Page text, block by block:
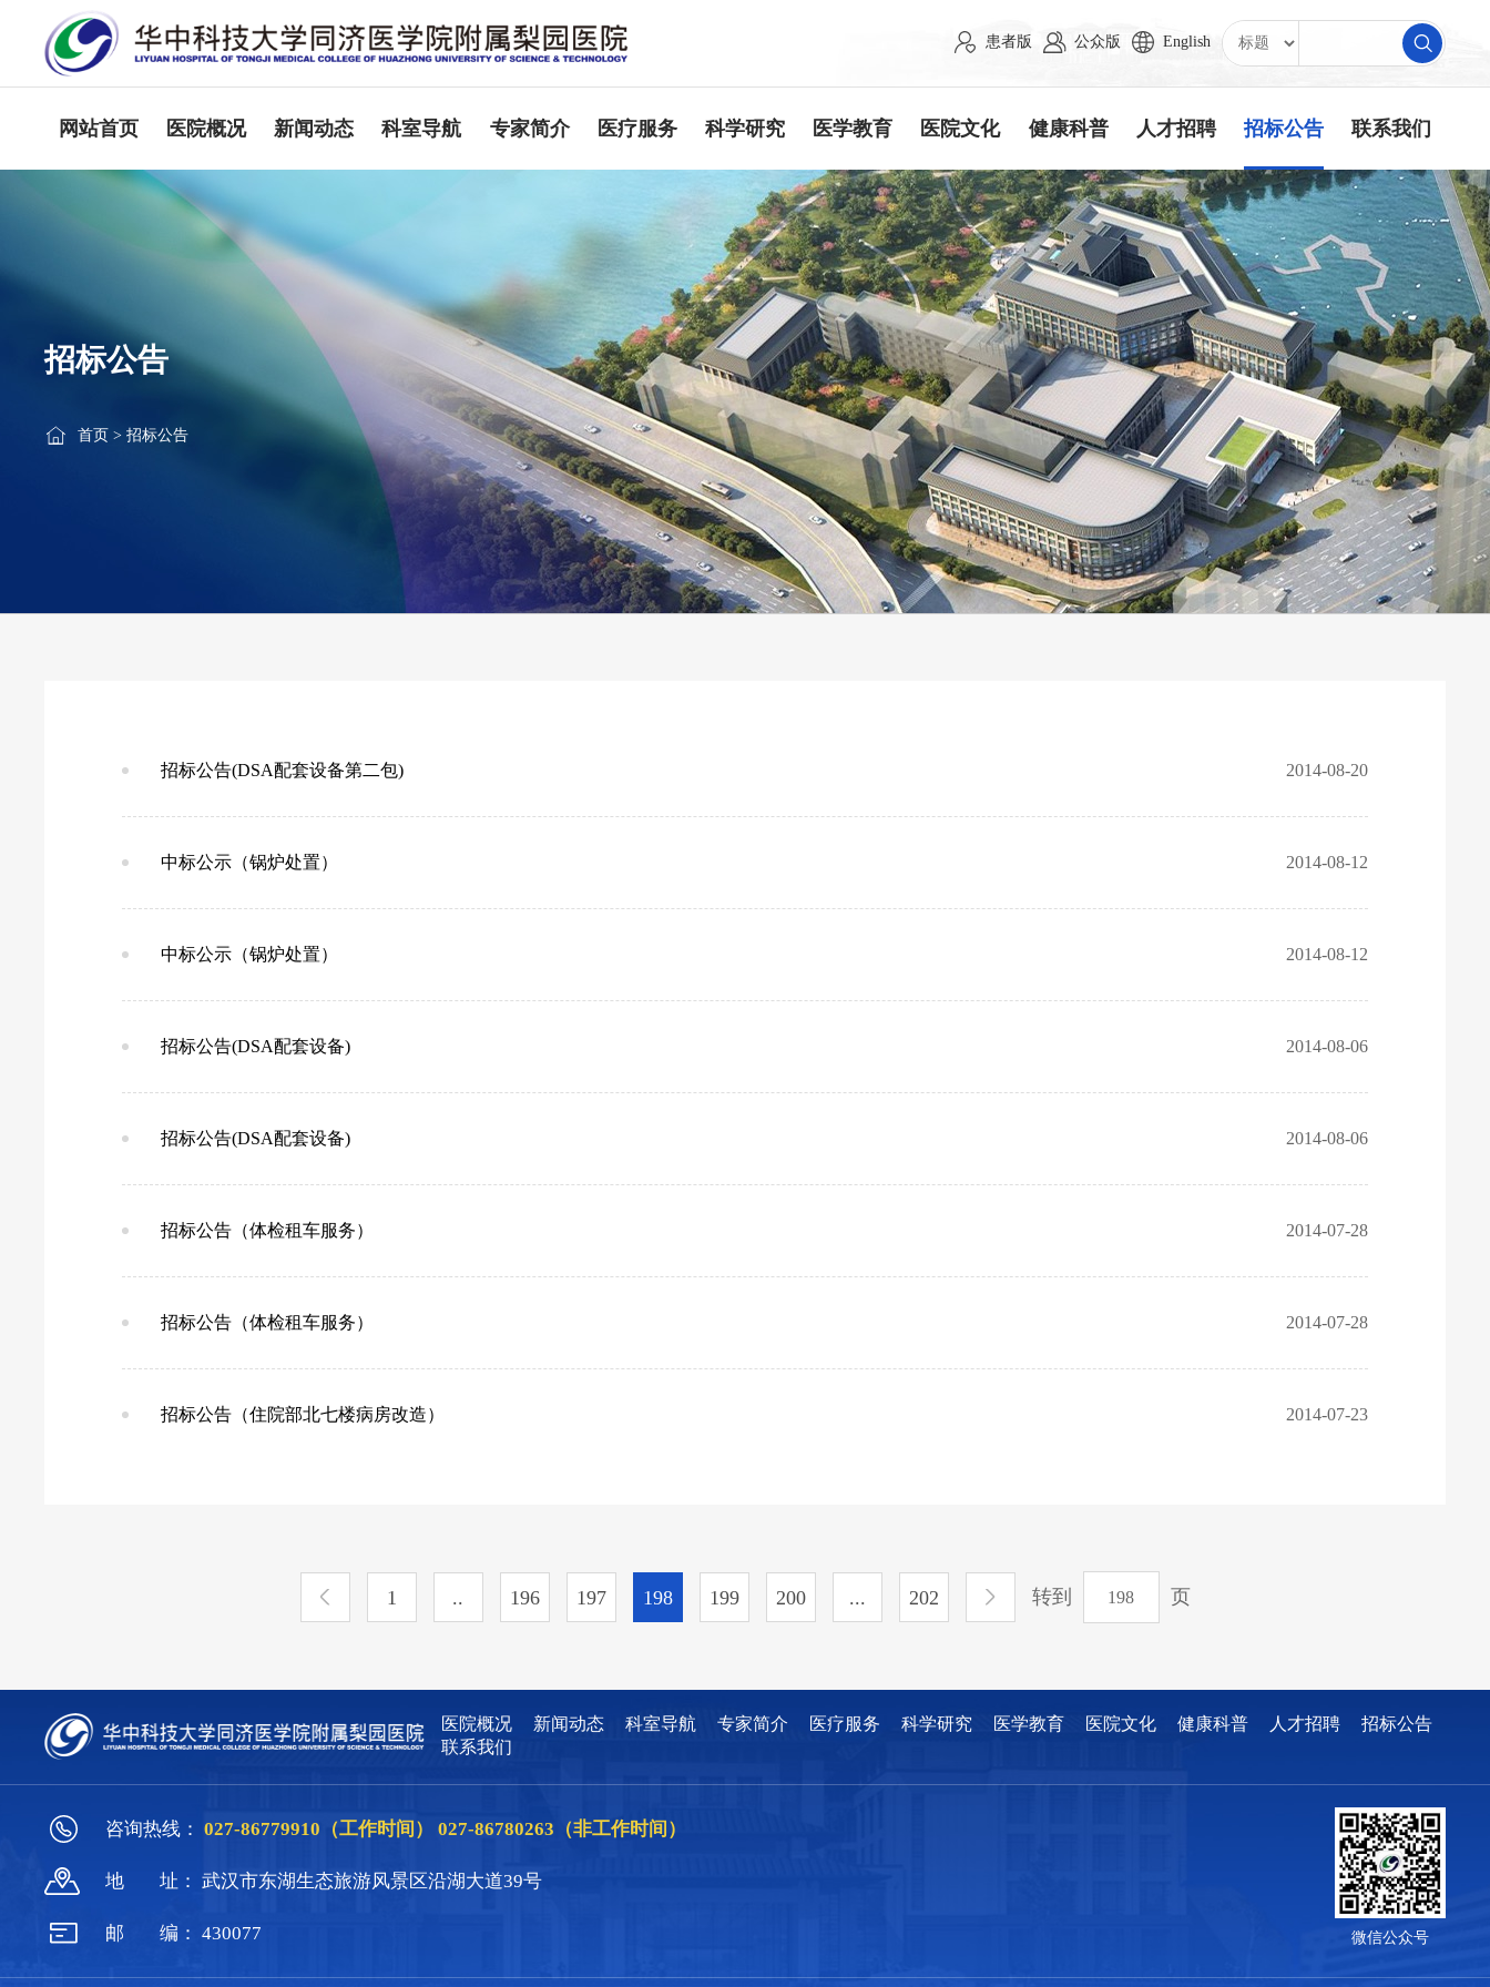
患者版 公众版 English
网站首页 医院概况 新闻动态 科室导航 专家简介 医疗服务 科学研究 医学教育 医院文化 健康科普 人才招聘 招标公告 联系我们
招标公告
首页 >招标公告
招标公告(DSA配套设备第二包) 2014-08-20
中标公示（锅炉处置） 2014-08-12
中标公示（锅炉处置） 2014-08-12
招标公告(DSA配套设备) 2014-08-06
招标公告(DSA配套设备) 2014-08-06
招标公告（体检租车服务） 2014-07-28
招标公告（体检租车服务） 2014-07-28
招标公告（住院部北七楼病房改造） 2014-07-23
1 .. 196 197 198 199 200 ... 202 转到 页
医院概况 新闻动态 科室导航 专家简介 医疗服务 科学研究 医学教育 医院文化 健康科普 人才招聘
招标公告
联系我们
咨询热线： 027-86779910（工作时间）027-86780263（非工作时间）
地 址： 武汉市东湖生态旅游风景区沿湖大道39号
邮 编： 430077 微信公众号